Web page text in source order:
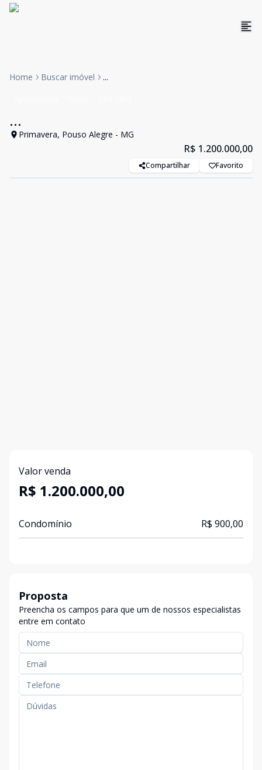
Home Buscar imóvel ...
...
Primavera, Pouso Alegre - MG
R$ 1.200.000,00
Compartilhar Favorito
Valor venda
R$ 1.200.000,00
Condomínio R$ 900,00
Proposta
Preencha os campos para que um de nossos especialistas
entre em contato